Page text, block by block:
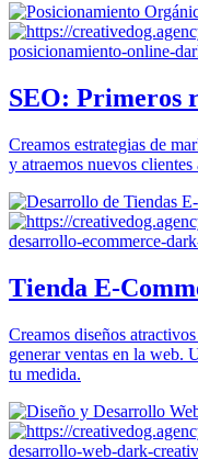
SEO: Primeros
Creamos estrategias de
y atraemos nuevos
Tienda E-
Creamos diseños
generar ventas en la web.
tu medida.